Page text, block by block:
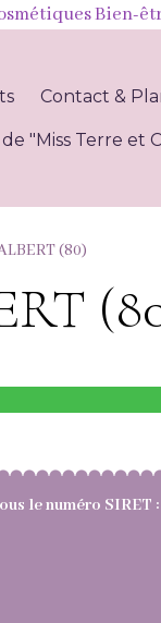
Bien-
Contact &
"Miss Terre et
(80)
le numéro